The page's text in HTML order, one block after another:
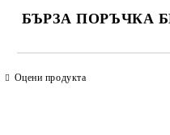
БЪРЗА ПОРЪЧКА
Оцени продукта